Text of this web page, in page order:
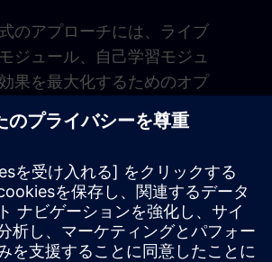
のアプローチには、ライブ
ジュール、自己学習モジュ
果を最大化するためのオプ
チングセッションが含まれ
ャル環境での実践的な業務
じて、日常業務に直接適用
を習得します。学習は、デ
ラットフォームSITRAIN
間のメンバーシップでコース
ます。